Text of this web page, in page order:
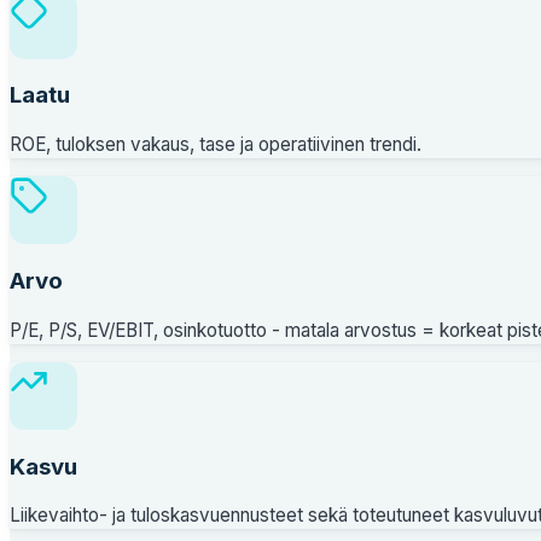
Laatu
ROE, tuloksen vakaus, tase ja operatiivinen trendi.
Arvo
P/E, P/S, EV/EBIT, osinkotuotto - matala arvostus = korkeat
Kasvu
Liikevaihto- ja tuloskasvuennusteet sekä toteutuneet